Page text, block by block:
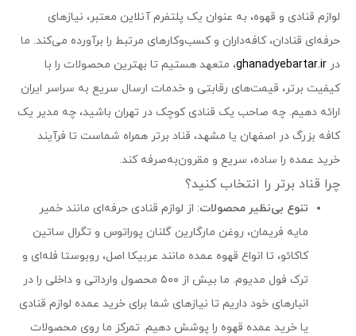
لوازم قنادی و قهوه، به عنوان یک پلتفرم آنلاین معتبر، نیازهای
حرفه‌ای قنادان، کافه‌داران و کسب‌وکارهای مرتبط را برآورده می‌کند. ما
در ghanadyebartar.ir، متعهد هستیم تا بهترین محصولات را با
کیفیت برتر، قیمت‌های رقابتی و خدمات ارسال سریع به سراسر ایران
ارائه دهیم. چه صاحب یک قنادی کوچک در تهران باشید، چه مدیر یک
کافه بزرگ در اصفهان یا مشهد، قناد برتر همراه شماست تا فرآیند
خرید عمده را ساده، سریع و مقرون‌به‌صرفه کند.
چرا قناد برتر را انتخاب کنید؟
تنوع بی‌نظیر محصولات: از لوازم قنادی حرفه‌ای مانند خمیر
مایه فریمان، روغن مارگارین گلنان پوراتوس و تگرال ساتین
کاکائو، تا انواع قهوه عمده مانند عربیکا اصل، روبوستا فله‌ای و
ترک فول مدیوم. ما بیش از ۵۰۰ محصول وارداتی و داخلی را در
انبارهای خود داریم تا نیازهای شما برای خرید عمده لوازم قنادی
یا خرید عمده قهوه را پوشش دهیم. تمرکز ما روی محصولات